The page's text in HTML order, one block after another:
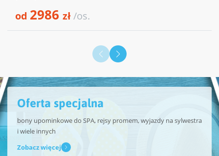
od 2986 zł/os.
Oferta specjalna
bony upominkowe do SPA, rejsy promem, wyjazdy na sylwestra
i wiele innych
Zobacz więcej